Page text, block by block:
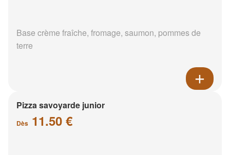
Base crème fraîche, fromage, saumon, pommes de
terre
Pizza savoyarde junior
Dès 11.50 €